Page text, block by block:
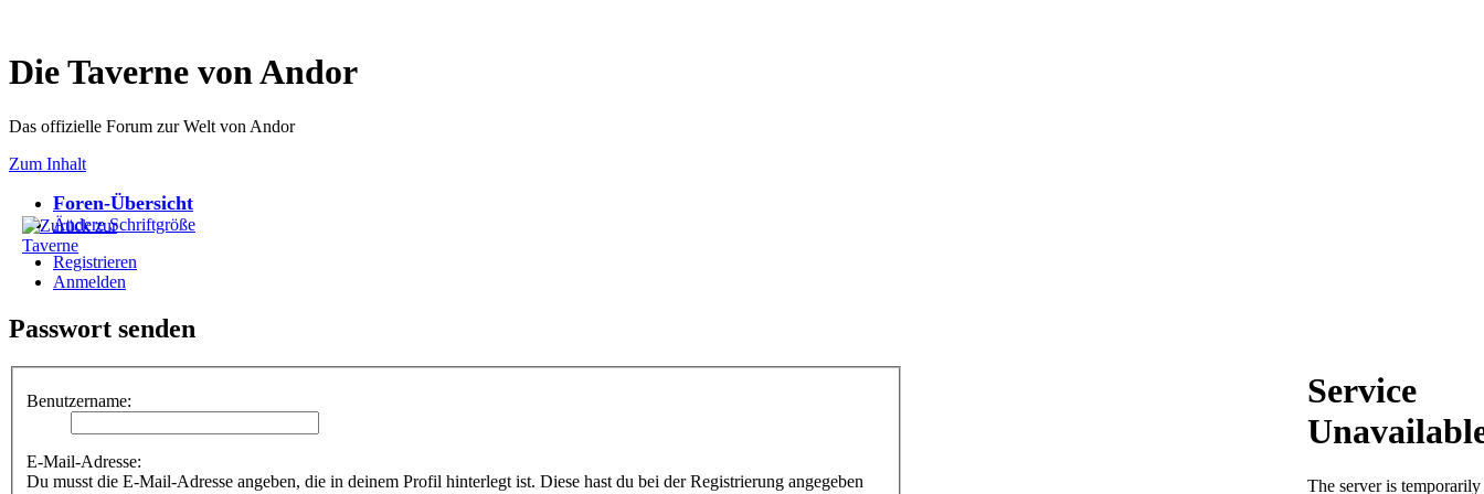
Die Taverne von Andor
Das offizielle Forum zur Welt von Andor
Zum Inhalt
Foren-Übersicht
Ändere Schriftgröße
Registrieren
Anmelden
Passwort senden
Benutzername:
E-Mail-Adresse:
Du musst die E-Mail-Adresse angeben, die in deinem Profil hinterlegt ist. Diese hast du bei der Registrierung angegeben